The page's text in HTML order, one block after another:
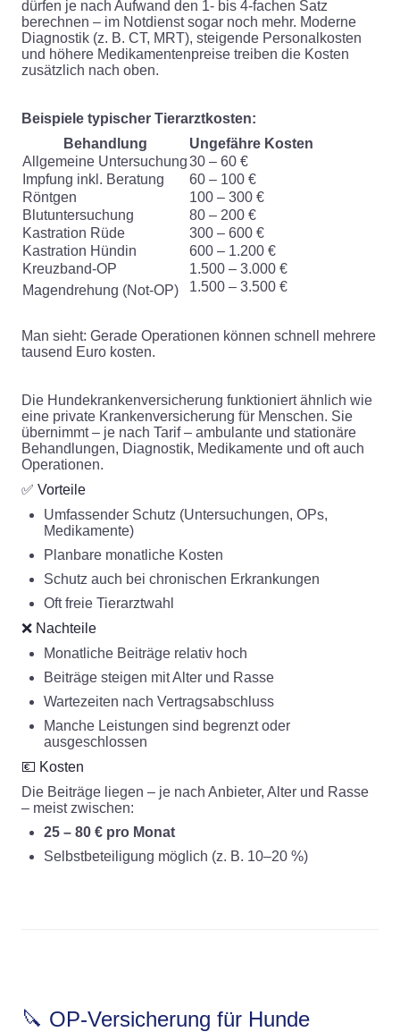
dürfen je nach Aufwand den 1- bis 4-fachen Satz
berechnen – im Notdienst sogar noch mehr. Moderne
Diagnostik (z. B. CT, MRT), steigende Personalkosten
und höhere Medikamentenpreise treiben die Kosten
zusätzlich nach oben.
Beispiele typischer Tierarztkosten:
Behandlung
Ungefähre Kosten
Allgemeine Untersuchung30 – 60 €
Impfung inkl. Beratung
60 – 100 €
Röntgen
100 – 300 €
Blutuntersuchung
80 – 200 €
Kastration Rüde
300 – 600 €
Kastration Hündin
600 – 1.200 €
Kreuzband-OP
1.500 – 3.000 €
Magendrehung (Not-OP)
1.500 – 3.500 €
Man sieht: Gerade Operationen können schnell mehrere
tausend Euro kosten.
Die Hundekrankenversicherung funktioniert ähnlich wie
eine private Krankenversicherung für Menschen. Sie
übernimmt – je nach Tarif – ambulante und stationäre
Behandlungen, Diagnostik, Medikamente und oft auch
Operationen.
✅ Vorteile
Umfassender Schutz (Untersuchungen, OPs,
Medikamente)
Planbare monatliche Kosten
Schutz auch bei chronischen Erkrankungen
Oft freie Tierarztwahl
❌ Nachteile
Monatliche Beiträge relativ hoch
Beiträge steigen mit Alter und Rasse
Wartezeiten nach Vertragsabschluss
Manche Leistungen sind begrenzt oder
ausgeschlossen
💶 Kosten
Die Beiträge liegen – je nach Anbieter, Alter und Rasse
– meist zwischen:
25 – 80 € pro Monat
Selbstbeteiligung möglich (z. B. 10–20 %)
🔪 OP-Versicherung für Hunde